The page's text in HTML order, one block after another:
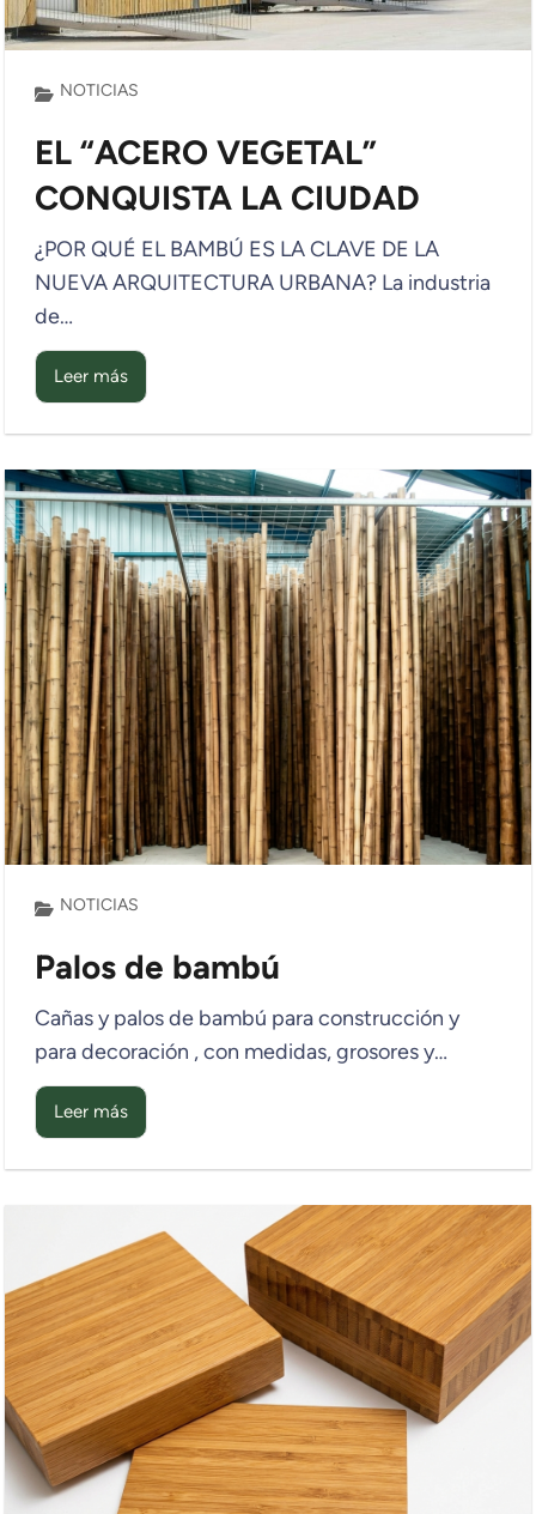
NOTICIAS
EL “ACERO VEGETAL”
CONQUISTA LA CIUDAD
¿POR QUÉ EL BAMBÚ ES LA CLAVE DE LA
NUEVA ARQUITECTURA URBANA? La industria
de…
Leer más
NOTICIAS
Palos de bambú
Cañas y palos de bambú para construcción y
para decoración , con medidas, grosores y…
Leer más